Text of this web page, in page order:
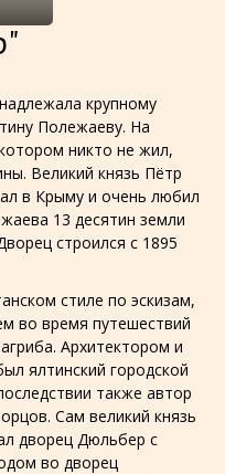
крупному
Полежаеву. На
никто не жил,
Великий князь Пётр
в Крыму и очень любил
13 десятин земли
строился с 1895
стиле по эскизам,
во время путешествий
. Архитектором и
ялтинский городской
также автор
Сам великий князь
дворец Дюльбер с
во дворец